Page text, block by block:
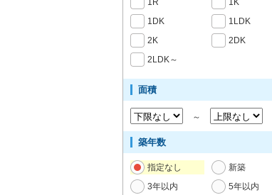
1R
1K
1DK
1LDK
2K
2DK
2LDK～
面積
～
築年数
指定なし
新築
3年以内
5年以内